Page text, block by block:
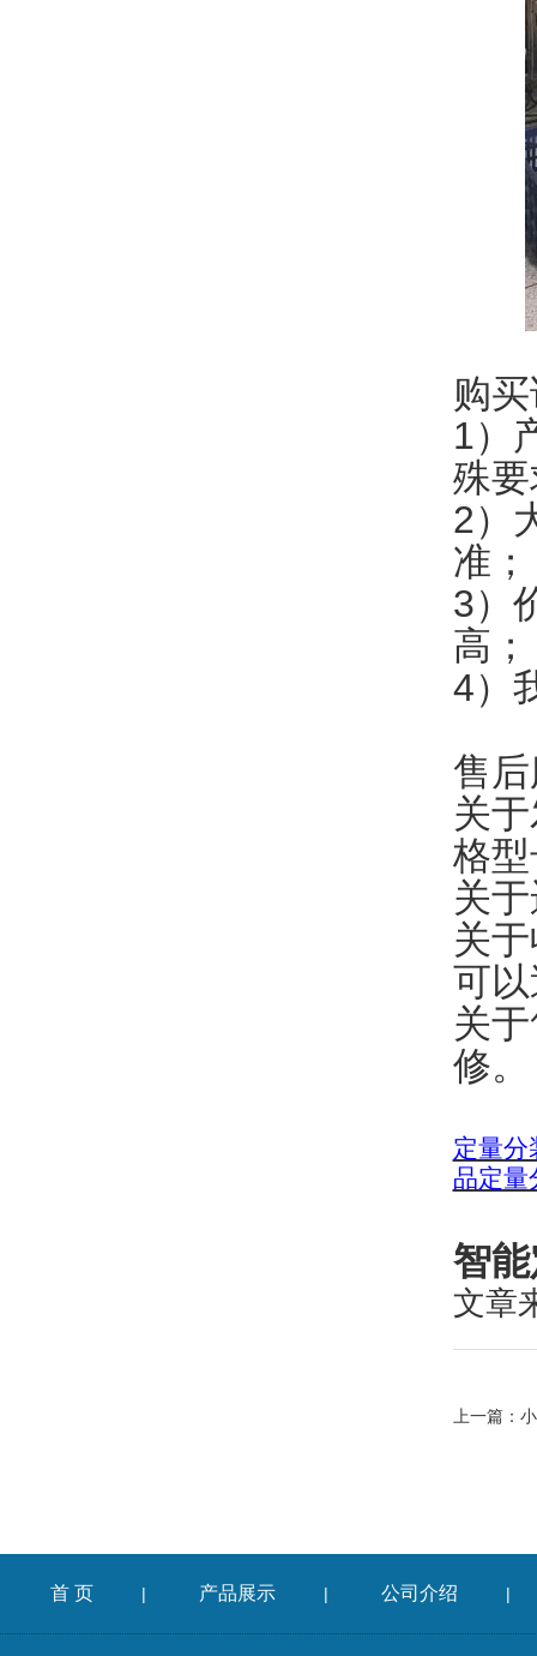
购
1）
殊
2）
准；
3）
高；
4）
售
关
格
关
关
可
关
修。
定量分
品定量
智
文章
上一篇：
首 页 | 产品展示 | 公司介绍 |